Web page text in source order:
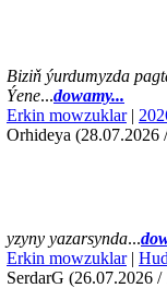
Biziň ýurdumyzda
Ýene...dowamy...
Erkin mowzuklar|
Orhideya (28.07.2026
yzyny yazarsynda...
Erkin mowzuklar|
SerdarG (26.07.2026 /